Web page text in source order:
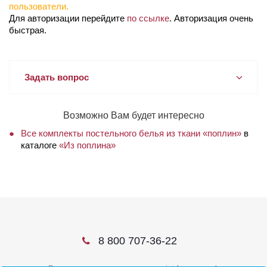
пользователи.
Для авторизации перейдите по ссылке. Авторизация очень
быстрая.
Задать вопрос
Возможно Вам будет интересно
Все комплекты постельного белья из ткани «поплин» в
каталоге «Из поплина»
8 800 707-36-22